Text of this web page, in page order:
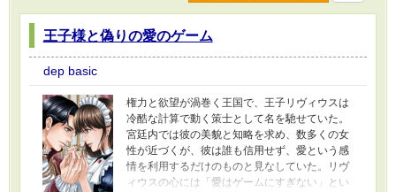
離感を感じ続ける。一方、レオンもまた、アキ
ラを「契約上の相手」として扱い、心を開こう
オンの外見の冷たさの裏に隠された内面に気づ
くようになる。彼の孤独や悩み、そして王族と
してのプレッシャーに苦しんでいる姿を目の当
たりにし、アキラは彼に対して次第に共感し、
惹かれていく。レオンもまた、アキラの新しい
体と心に向き合いながらも、彼女の純粋さや強
さに心を揺さぶられ始める。 しかし、二人の関
王子様と偽りの愛のゲーム
dep basic
権力と欲望が渦巻く王国で、王子リヴィウスは
冷酷な計算で動く策士として名を馳せていた。
宮廷内では彼の美貌と知略を求め、数多くの女
性が近づくが、彼は誰も信用せず、愛という感
情を利用するだけのものと見なしていた。リヴ
ィウスの心には「愛はゲームにすぎない」とい